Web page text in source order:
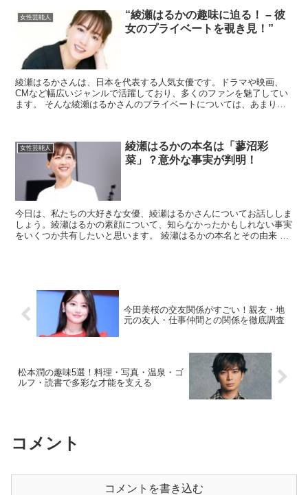
女性芸能人
“綾瀬はるかの趣味に迫る！ – 彼
女のプライベートを覗き見！”
綾瀬はるかさんは、日本を代表する人気女優です。ドラマや映画、
CMなど幅広いジャンルで活躍しており、多くのファンを魅了してい
ます。 そんな綾瀬はるかさんのプライベートについては、あまり知
女性芸能人
綾瀬はるかの本名は「蓼沼彩
菜」？意外な事実が判明！
今日は、私たちの大好きな女優、綾瀬はるかさんについてお話ししま
しょう。綾瀬はるかの素顔について、知らなかったかもしれない事実
をいくつか共有したいと思います。 綾瀬はるかの本名とその由来 出
今田美桜の交友関係がすごい！親友・地
元の友人・仕事仲間との関係を徹底調査
松本潤の趣味5選！料理・写真・温泉・ゴ
ルフ・読書で多彩な才能を支える
コメント
コメントを書き込む